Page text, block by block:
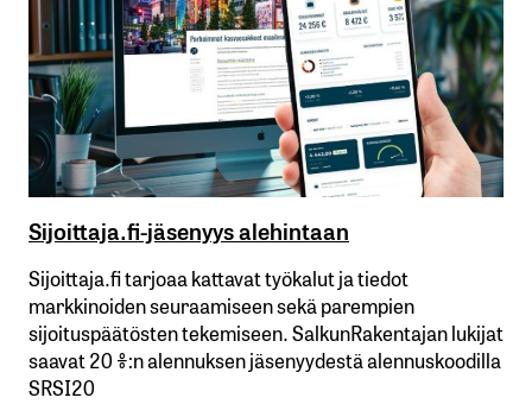
Sijoittaja.fi-jäsenyys alehintaan
Sijoittaja.fi tarjoaa kattavat työkalut ja tiedot
markkinoiden seuraamiseen sekä parempien
sijoituspäätösten tekemiseen. SalkunRakentajan lukijat
saavat 20 %:n alennuksen jäsenyydestä alennuskoodilla
SRSI20